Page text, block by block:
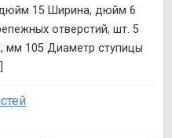
15 Ширина, дюйм 6
отверстий, шт. 5
мм 105 Диаметр ступицы